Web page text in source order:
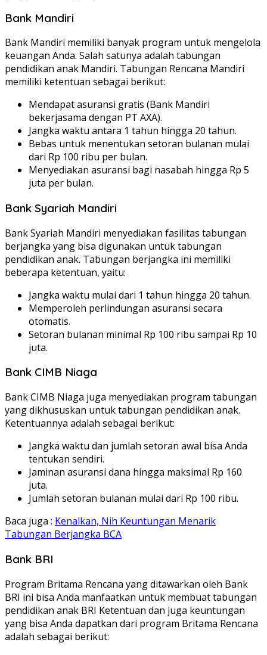
Bank Mandiri
Bank Mandiri memiliki banyak program untuk mengelola
keuangan Anda. Salah satunya adalah tabungan
pendidikan anak Mandiri. Tabungan Rencana Mandiri
memiliki ketentuan sebagai berikut:
Mendapat asuransi gratis (Bank Mandiri
bekerjasama dengan PT AXA).
Jangka waktu antara 1 tahun hingga 20 tahun.
Bebas untuk menentukan setoran bulanan mulai
dari Rp 100 ribu per bulan.
Menyediakan asuransi bagi nasabah hingga Rp 5
juta per bulan.
Bank Syariah Mandiri
Bank Syariah Mandiri menyediakan fasilitas tabungan
berjangka yang bisa digunakan untuk tabungan
pendidikan anak. Tabungan berjangka ini memiliki
beberapa ketentuan, yaitu:
Jangka waktu mulai dari 1 tahun hingga 20 tahun.
Memperoleh perlindungan asuransi secara
otomatis.
Setoran bulanan minimal Rp 100 ribu sampai Rp 10
juta.
Bank CIMB Niaga
Bank CIMB Niaga juga menyediakan program tabungan
yang dikhususkan untuk tabungan pendidikan anak.
Ketentuannya adalah sebagai berikut:
Jangka waktu dan jumlah setoran awal bisa Anda
tentukan sendiri.
Jaminan asuransi dana hingga maksimal Rp 160
juta.
Jumlah setoran bulanan mulai dari Rp 100 ribu.
Baca juga : Kenalkan, Nih Keuntungan Menarik
Tabungan Berjangka BCA
Bank BRI
Program Britama Rencana yang ditawarkan oleh Bank
BRI ini bisa Anda manfaatkan untuk membuat tabungan
pendidikan anak BRI Ketentuan dan juga keuntungan
yang bisa Anda dapatkan dari program Britama Rencana
adalah sebagai berikut: